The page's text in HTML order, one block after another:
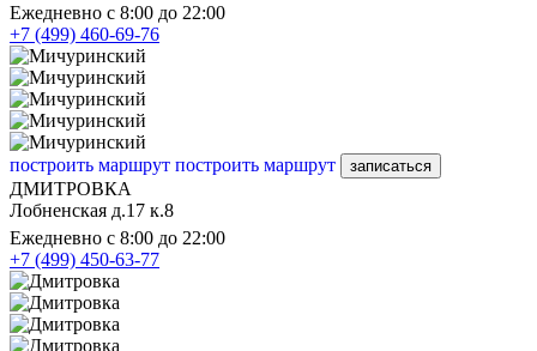
Ежедневно с 8:00 до 22:00
+7 (499) 460-69-76
построить маршрут построить маршрут записаться
ДМИТРОВКА
Лобненская д.17 к.8
Ежедневно с 8:00 до 22:00
+7 (499) 450-63-77